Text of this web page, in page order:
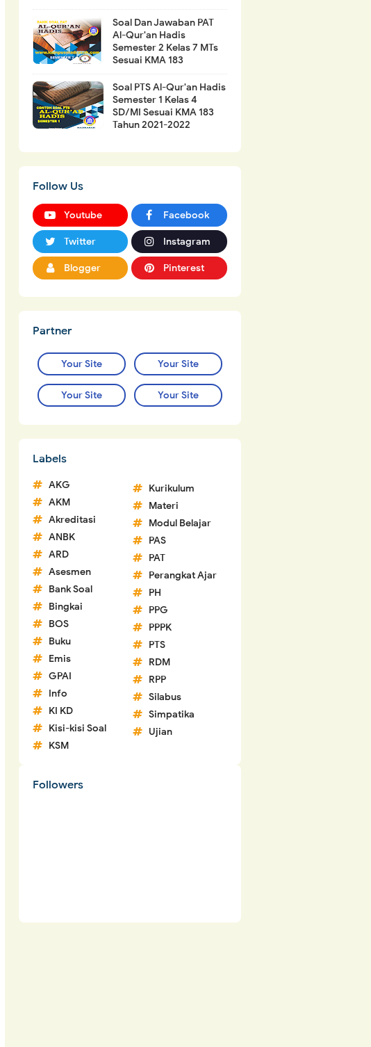
Soal Dan Jawaban PAT
Al-Qur'an Hadis
Semester 2 Kelas 7 MTs
Sesuai KMA 183
Soal PTS Al-Qur'an Hadis
Semester 1 Kelas 4
SD/MI Sesuai KMA 183
Tahun 2021-2022
Follow Us
Youtube Facebook
Twitter Instagram
Blogger Pinterest
Partner
Your Site Your Site
Your Site Your Site
Labels
AKG
AKM
Akreditasi
ANBK
ARD
Asesmen
Bank Soal
Bingkai
BOS
Buku
Emis
GPAI
Info
KI KD
Kisi-kisi Soal
KSM
Kurikulum
Materi
Modul Belajar
PAS
PAT
Perangkat Ajar
PH
PPG
PPPK
PTS
RDM
RPP
Silabus
Simpatika
Ujian
Followers